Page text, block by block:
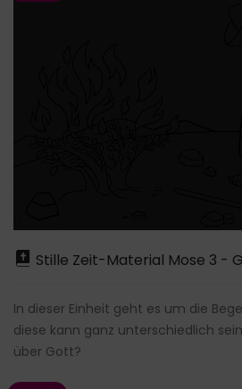
Stille Zeit-Material Mose 3 -
In dieser Einheit geht es um die
diese kann ganz unterschiedlich
über Gott?